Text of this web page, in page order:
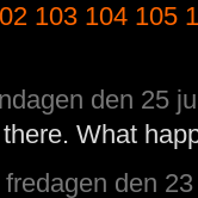
103 104 105
den 25
What
fredagen den